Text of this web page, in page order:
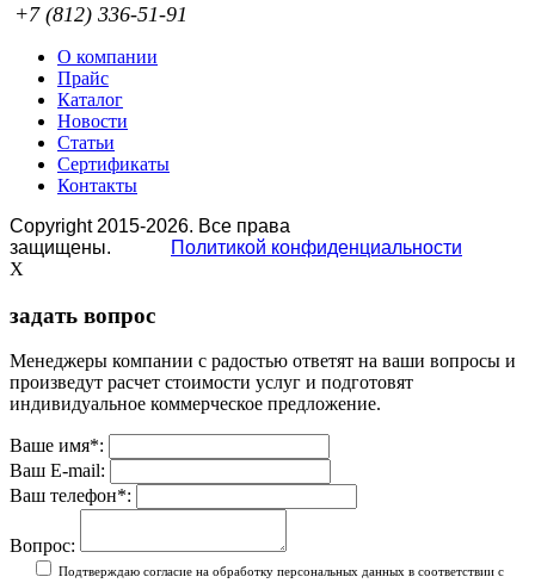
+7 (812) 336-51-91
О компании
Прайс
Каталог
Новости
Статьи
Сертификаты
Контакты
Copyright 2015-2026. Все права
защищены.
Политикой конфиденциальности
X
задать вопрос
Менеджеры компании с радостью ответят на ваши вопросы и
произведут расчет стоимости услуг и подготовят
индивидуальное коммерческое предложение.
Ваше имя*:
Ваш E-mail:
Ваш телефон*:
Вопрос:
Подтверждаю согласие на обработку персональных данных в соответствии с